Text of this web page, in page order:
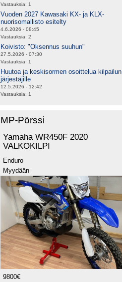
Vastauksia: 1
Vuoden 2027 Kawasaki KX- ja KLX-
nuorisomallisto esitelty
4.6.2026 - 08:45
Vastauksia: 2
Koivisto: "Oksennus suuhun"
27.5.2026 - 07:30
Vastauksia: 1
Huutoa ja keskisormen osoittelua kilpailun
järjestäjille
12.5.2026 - 12:42
Vastauksia: 1
MP-Pörssi
Yamaha WR450F 2020
VALKOKILPI
Enduro
Myydään
9800€